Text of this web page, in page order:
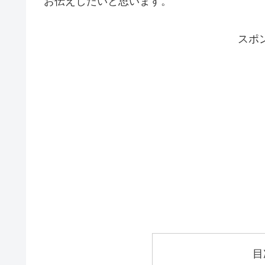
スポ